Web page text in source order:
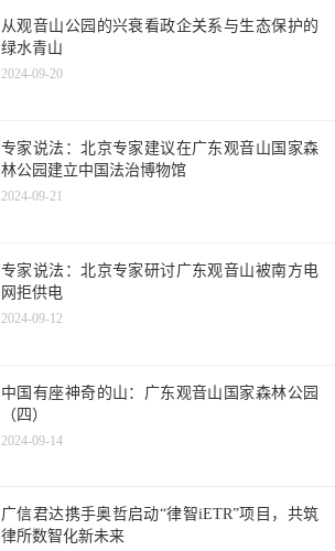
从观音山公园的兴衰看政企关系与生态保护的
绿水青山
2024-09-20
专家说法：北京专家建议在广东观音山国家森
林公园建立中国法治博物馆
2024-09-21
专家说法：北京专家研讨广东观音山被南方电
网拒供电
2024-09-12
中国有座神奇的山：广东观音山国家森林公园
（四）
2024-09-14
广信君达携手奥哲启动“律智iETR”项目，共筑
律所数智化新未来